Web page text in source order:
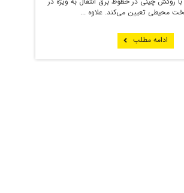
محیطی تعیین می‌کند. علاوه ...
ادامه مطلب